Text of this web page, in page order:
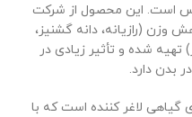
است. این محصول از شرکت
مؤثر در کاهش وزن (رازیانه، دانه گشنیز،
شده و تأثیر زیادی در
بدن دارد.
گیاهی لاغر کننده است که با